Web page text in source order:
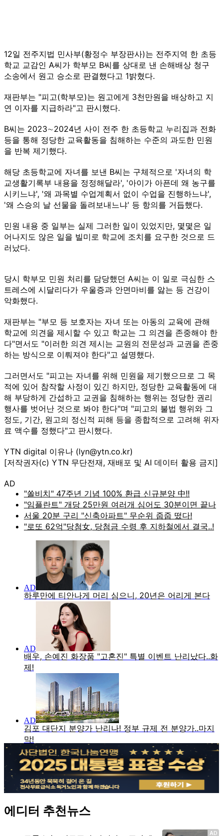
12일 전주지법 민사부(황정수 부장판사)는 전주지역 한 초등
학교 교감인 A씨가 학부모 B씨를 상대로 낸 손해배상 청구
소송에서 원고 승소로 판결했다고 1밝혔다.
재판부는 "피고(학부모)는 원고에게 3천만원을 배상하고 지
연 이자를 지급하라"고 판시했다.
B씨는 2023∼2024년 사이 전주 한 초등학교 누리집과 전화
등을 통해 정당한 교육활동을 침해하는 수준의 과도한 민원
을 반복 제기했다.
해당 초등학교에 자녀를 보낸 B씨는 구체적으로 '자녀의 학
교생활기록부 내용을 정정해달라', '아이가 아픈데 왜 농구를
시키느냐', '왜 과목별 수업계획서 없이 수업을 진행하느냐',
'왜 스승의 날 선물을 돌려보내느냐' 등 항의를 거듭했다.
민원 내용 중 일부는 실제 그러한 일이 있었지만, 몇몇은 일
어나지도 않은 일을 빌미로 학교에 조치를 요구한 것으로 드
러났다.
당시 학부모 민원 처리를 담당했던 A씨는 이 일로 극심한 스
트레스에 시달리다가 우울증과 안면마비를 앓는 등 건강이
악화했다.
재판부는 "부모 등 보호자는 자녀 또는 아동의 교육에 관해
학교에 의견을 제시할 수 있고 학교는 그 의견을 존중해야 한
다"면서도 "이러한 의견 제시는 교원의 전문성과 교권을 존중
하는 방식으로 이뤄져야 한다"고 설명했다.
그러면서도 "피고는 자녀를 위해 민원을 제기했으므로 그 목
적에 있어 참작할 사정이 있긴 하지만, 정당한 교육활동에 대
해 부당하게 간섭하고 교권을 침해하는 행위는 정당한 권리
행사를 벗어난 것으로 봐야 한다"며 "피고의 불법 행위와 그
정도, 기간, 원고의 정신적 피해 등을 종합적으로 고려해 위자
료 액수를 정했다"고 판시했다.
YTN digital 이유나 (lyn@ytn.co.kr)
[저작권자(c) YTN 무단전재, 재배포 및 AI 데이터 활용 금지]
AD
에디터 추천뉴스